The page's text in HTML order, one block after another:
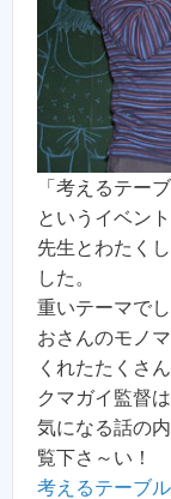
「考えるテー
というイベン
先生とわたく
した。
重いテーマで
おさんのモノ
くれたたくさ
クマガイ監督
気になる話の
覧下さ～い！
考えるテーブ